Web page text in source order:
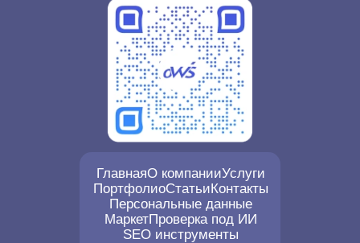
ГлавнаяО компанииУслуги
ПортфолиоСтатьиКонтакты
Персональные данные
МаркетПроверка под ИИ
SEO инструменты